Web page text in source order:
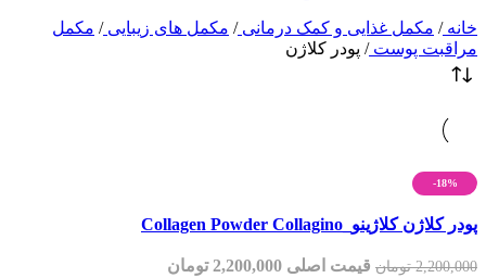
خانه / مکمل غذایی و کمک درمانی / مکمل های زیبایی / مکمل
مراقبت پوست / پودر کلاژن
-18%
مشاهده سریع
افزودن به علاقه مندی
پودر کلاژن کلاژینو_Collagen Powder Collagino
2,200,000 تومان
قیمت اصلی 2,200,000 تومان